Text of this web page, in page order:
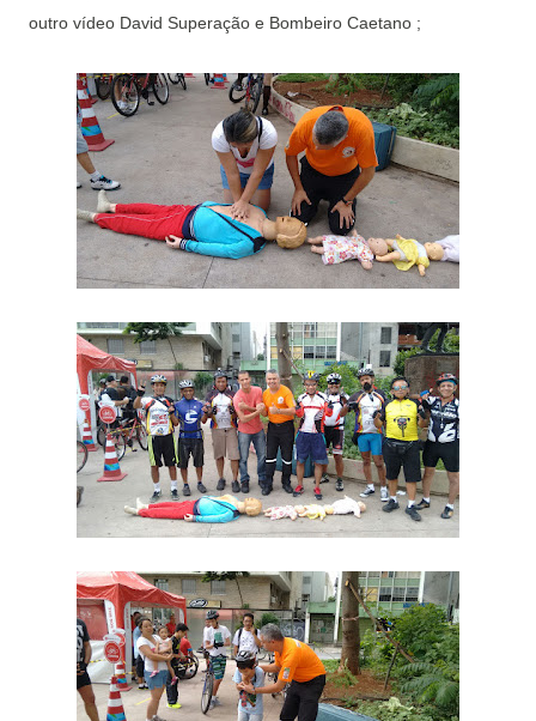
outro vídeo David Superação e Bombeiro Caetano ;